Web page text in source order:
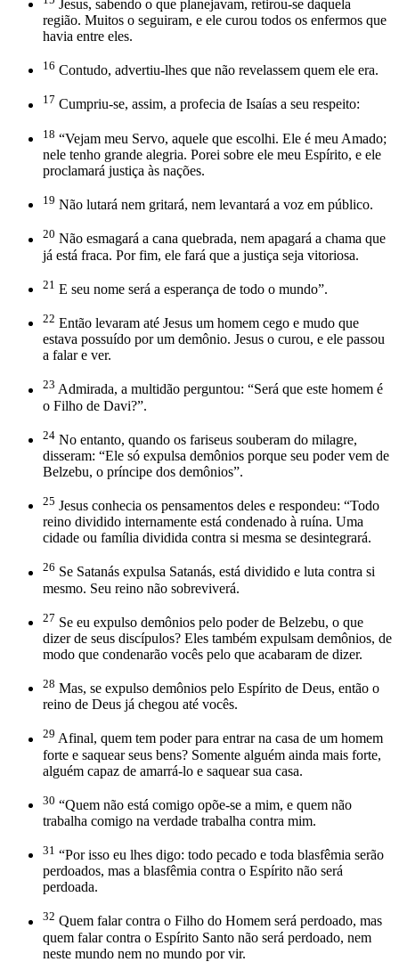
Jesus, sabendo o que planejavam, retirou-se daquela
região. Muitos o seguiram, e ele curou todos os enfermos que
havia entre eles.
16 Contudo, advertiu-lhes que não revelassem quem ele era.
17 Cumpriu-se, assim, a profecia de Isaías a seu respeito:
18 “Vejam meu Servo, aquele que escolhi. Ele é meu Amado;
nele tenho grande alegria. Porei sobre ele meu Espírito, e ele
proclamará justiça às nações.
19 Não lutará nem gritará, nem levantará a voz em público.
20 Não esmagará a cana quebrada, nem apagará a chama que
já está fraca. Por fim, ele fará que a justiça seja vitoriosa.
21 E seu nome será a esperança de todo o mundo”.
22 Então levaram até Jesus um homem cego e mudo que
estava possuído por um demônio. Jesus o curou, e ele passou
a falar e ver.
23 Admirada, a multidão perguntou: “Será que este homem é
o Filho de Davi?”.
24 No entanto, quando os fariseus souberam do milagre,
disseram: “Ele só expulsa demônios porque seu poder vem de
Belzebu, o príncipe dos demônios”.
25 Jesus conhecia os pensamentos deles e respondeu: “Todo
reino dividido internamente está condenado à ruína. Uma
cidade ou família dividida contra si mesma se desintegrará.
26 Se Satanás expulsa Satanás, está dividido e luta contra si
mesmo. Seu reino não sobreviverá.
27 Se eu expulso demônios pelo poder de Belzebu, o que
dizer de seus discípulos? Eles também expulsam demônios, de
modo que condenarão vocês pelo que acabaram de dizer.
28 Mas, se expulso demônios pelo Espírito de Deus, então o
reino de Deus já chegou até vocês.
29 Afinal, quem tem poder para entrar na casa de um homem
forte e saquear seus bens? Somente alguém ainda mais forte,
alguém capaz de amarrá-lo e saquear sua casa.
30 “Quem não está comigo opõe-se a mim, e quem não
trabalha comigo na verdade trabalha contra mim.
31 “Por isso eu lhes digo: todo pecado e toda blasfêmia serão
perdoados, mas a blasfêmia contra o Espírito não será
perdoada.
32 Quem falar contra o Filho do Homem será perdoado, mas
quem falar contra o Espírito Santo não será perdoado, nem
neste mundo nem no mundo por vir.